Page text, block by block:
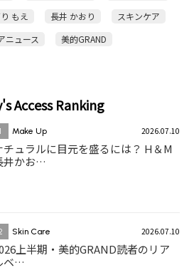
もえ 長井 かおり
スキンケア
ニュース
美的GRAND
Access Ranking
1 Make Up 2026.07.10
チュラルに目元を盛るには？ H＆M
井かお…
Skin Care 2026.07.10
上半期・美的GRAND読者のリア
ベ…